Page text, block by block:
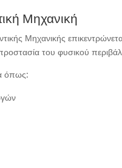
Μηχανική
Μηχανικής
του φυσικού
όπως: